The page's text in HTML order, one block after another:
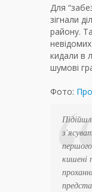
Для
зігнали
району.
кидали в
шумові
Фото:
кишені